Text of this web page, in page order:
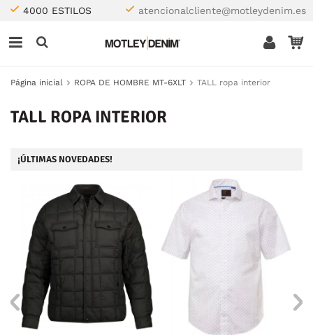
4000 ESTILOS atencionalcliente@motleydenim.es
Página inicial ROPA DE HOMBRE MT-6XLT TALL ropa interior
TALL ROPA INTERIOR
¡ÚLTIMAS NOVEDADES!